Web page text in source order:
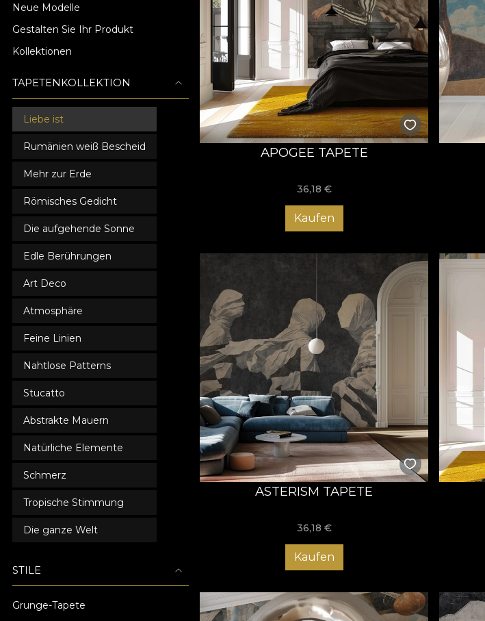
Neue Modelle
Gestalten Sie Ihr Produkt
Kollektionen
TAPETENKOLLEKTION
Liebe ist
Rumänien weiß Bescheid
Mehr zur Erde
Römisches Gedicht
Die aufgehende Sonne
Edle Berührungen
Art Deco
Atmosphäre
Feine Linien
Nahtlose Patterns
Stucatto
Abstrakte Mauern
Natürliche Elemente
Schmerz
Tropische Stimmung
Die ganze Welt
STILE
Grunge-Tapete
APOGEE TAPETE
36,18 €
Kaufen
ASTERISM TAPETE
36,18 €
Kaufen